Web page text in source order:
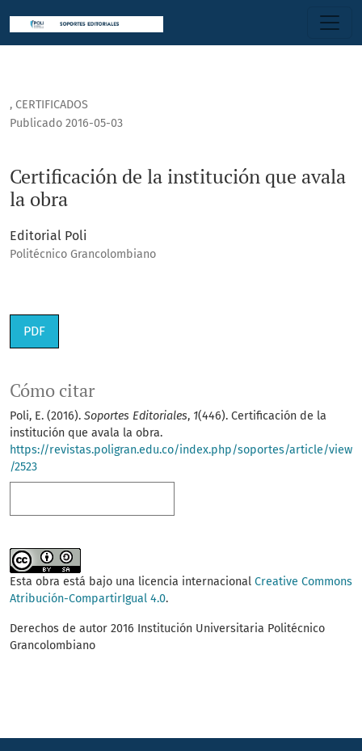
, CERTIFICADOS
Certificación de la institución que avala
la obra
Publicado 2016-05-03
Editorial Poli
Politécnico Grancolombiano
PDF
Cómo citar
Poli, E. (2016). Soportes Editoriales, 1(446). Certificación de la
institución que avala la obra.
https://revistas.poligran.edu.co/index.php/soportes/article/view
/2523
Esta obra está bajo una licencia internacional Creative Commons
Atribución-CompartirIgual 4.0.
Derechos de autor 2016 Institución Universitaria Politécnico
Grancolombiano